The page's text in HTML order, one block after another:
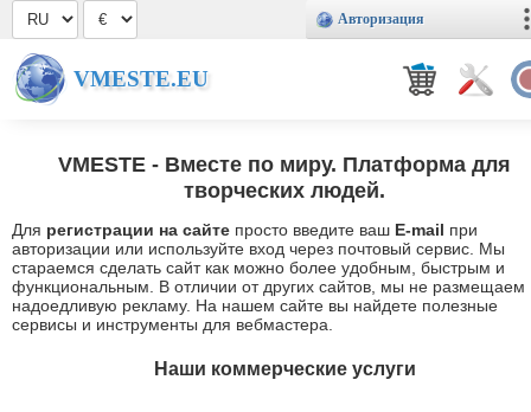
Авторизация
VMESTE.EU
VMESTE - Вместе по миру. Платформа для
творческих людей.
Для регистрации на сайте просто введите ваш E-mail при
авторизации или используйте вход через почтовый сервис. Мы
стараемся сделать сайт как можно более удобным, быстрым и
функциональным. В отличии от других сайтов, мы не размещаем
надоедливую рекламу. На нашем сайте вы найдете полезные
сервисы и инструменты для вебмастера.
Наши коммерческие услуги